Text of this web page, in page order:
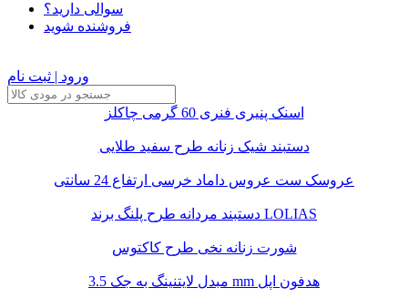
سوالی دارید؟
فروشنده شوید
ورود | ثبت نام
اسنک پنیری فنری 60 گرمی چاکلز
دستبند شیک زنانه طرح سفید طلایی
عروسک ست عروس داماد خرسی ارتفاع 24 سانتی
دستبند مردانه طرح پلنگ برند LOLIAS
شورت زنانه نخی طرح کاکتوس
مبدل لایتنینگ به جک 3.5 mm هدفون اپل